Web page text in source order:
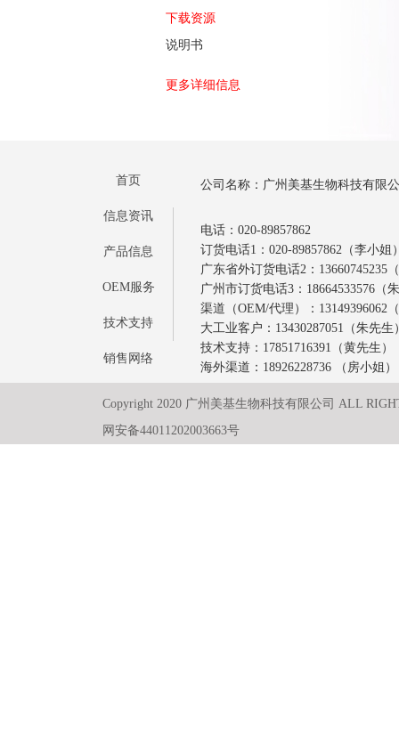
下载资源
说明书
更多详细信息
首页
信息资讯
产品信息
OEM服务
技术支持
销售网络
公司名称：广州美基生物科技有限
电话：020-89857862
订货电话1：020-89857862（李小姐
广东省外订货电话2：13660745235
广州市订货电话3：18664533576（
渠道（OEM/代理）：13149396062
大工业客户：13430287051（朱先生
技术支持：17851716391（黄先生）
海外渠道：18926228736 （房小姐）
Copyright 2020 广州美基生物科技有限公司 ALL
网安备44011202003663号